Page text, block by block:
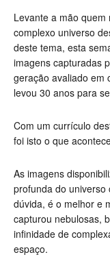
Levante a mão
complexo universo
deste tema, esta
imagens capturadas
geração avaliado em
levou 30 anos para
Com um currículo
foi isto o que
As imagens
profunda do universo
dúvida, é o melhor e
capturou nebulosas,
infinidade de
espaço.